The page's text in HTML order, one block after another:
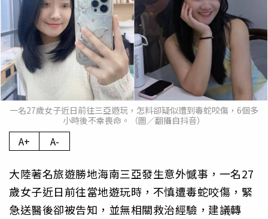
一名27歲女子近日前往三亞遊玩，怎料卻疑似遭到毒蛇咬傷，6個多
小時後不幸喪命。（圖／翻攝自抖音）
A+ A-
大陸著名旅遊勝地海南三亞發生意外憾事，一名27
歲女子近日前往當地遊玩時，不慎遭毒蛇咬傷，緊
急送醫後卻被告知，並無相關救治經驗，建議轉